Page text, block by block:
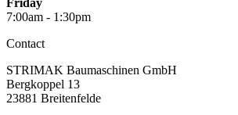
Friday
7:00am - 1:30pm
Contact
STRIMAK Baumaschinen GmbH
Bergkoppel 13
23881 Breitenfelde